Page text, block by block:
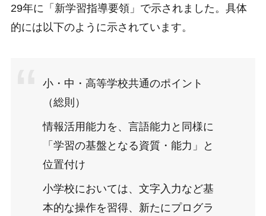
29年に「新学習指導要領」で示されました。具体
的には以下のように示されています。
小・中・高等学校共通のポイント
（総則）
情報活用能力を、言語能力と同様に
「学習の基盤となる資質・能力」と
位置付け
小学校においては、文字入力など基
本的な操作を習得、新たにプログラ